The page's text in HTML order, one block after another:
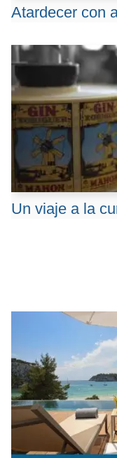
Atardecer con
Un viaje a la